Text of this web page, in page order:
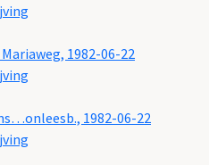
1982-06-22
1982-06-22